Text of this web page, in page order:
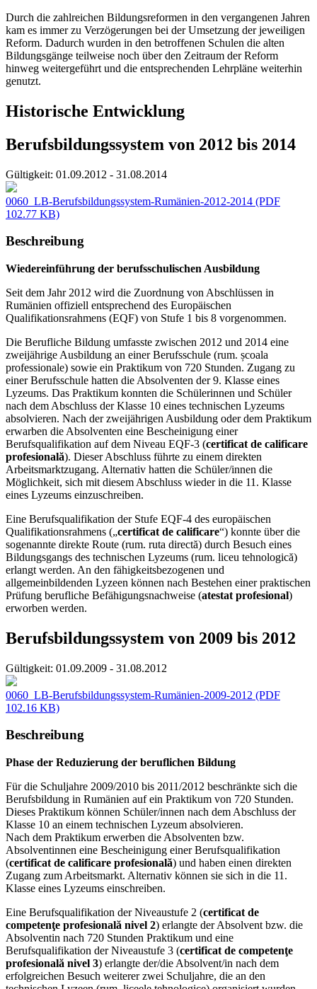
Durch die zahlreichen Bildungsreformen in den vergangenen Jahren
kam es immer zu Verzögerungen bei der Umsetzung der jeweiligen
Reform. Dadurch wurden in den betroffenen Schulen die alten
Bildungsgänge teilweise noch über den Zeitraum der Reform
hinweg weitergeführt und die entsprechenden Lehrpläne weiterhin
genutzt.
Historische Entwicklung
Berufsbildungssystem von 2012 bis 2014
Gültigkeit: 01.09.2012 - 31.08.2014
0060_LB-Berufsbildungssystem-Rumänien-2012-2014 (PDF
102.77 KB)
Beschreibung
Wiedereinführung der berufsschulischen Ausbildung
Seit dem Jahr 2012 wird die Zuordnung von Abschlüssen in
Rumänien offiziell entsprechend des Europäischen
Qualifikationsrahmens (EQF) von Stufe 1 bis 8 vorgenommen.
Die Berufliche Bildung umfasste zwischen 2012 und 2014 eine
zweijährige Ausbildung an einer Berufsschule (rum. școala
professionale) sowie ein Praktikum von 720 Stunden. Zugang zu
einer Berufsschule hatten die Absolventen der 9. Klasse eines
Lyzeums. Das Praktikum konnten die Schülerinnen und Schüler
nach dem Abschluss der Klasse 10 eines technischen Lyzeums
absolvieren. Nach der zweijährigen Ausbildung oder dem Praktikum
erwarben die Absolventen eine Bescheinigung einer
Berufsqualifikation auf dem Niveau EQF-3 (certificat de calificare
profesională). Dieser Abschluss führte zu einem direkten
Arbeitsmarktzugang. Alternativ hatten die Schüler/innen die
Möglichkeit, sich mit diesem Abschluss wieder in die 11. Klasse
eines Lyzeums einzuschreiben.
Eine Berufsqualifikation der Stufe EQF-4 des europäischen
Qualifikationsrahmens („certificat de calificare“) konnte über die
sogenannte direkte Route (rum. ruta directă) durch Besuch eines
Bildungsgangs des technischen Lyzeums (rum. liceu tehnologică)
erlangt werden. An den fähigkeitsbezogenen und
allgemeinbildenden Lyzeen können nach Bestehen einer praktischen
Prüfung berufliche Befähigungsnachweise (atestat profesional)
erworben werden.
Berufsbildungssystem von 2009 bis 2012
Gültigkeit: 01.09.2009 - 31.08.2012
0060_LB-Berufsbildungssystem-Rumänien-2009-2012 (PDF
102.16 KB)
Beschreibung
Phase der Reduzierung der beruflichen Bildung
Für die Schuljahre 2009/2010 bis 2011/2012 beschränkte sich die
Berufsbildung in Rumänien auf ein Praktikum von 720 Stunden.
Dieses Praktikum können Schüler/innen nach dem Abschluss der
Klasse 10 an einem technischen Lyzeum absolvieren.
Nach dem Praktikum erwerben die Absolventen bzw.
Absolventinnen eine Bescheinigung einer Berufsqualifikation
(certificat de calificare profesională) und haben einen direkten
Zugang zum Arbeitsmarkt. Alternativ können sie sich in die 11.
Klasse eines Lyzeums einschreiben.
Eine Berufsqualifikation der Niveaustufe 2 (certificat de
competenţe profesională nivel 2) erlangte der Absolvent bzw. die
Absolventin nach 720 Stunden Praktikum und eine
Berufsqualifikation der Niveaustufe 3 (certificat de competenţe
profesională nivel 3) erlangte der/die Absolvent/in nach dem
erfolgreichen Besuch weiterer zwei Schuljahre, die an den